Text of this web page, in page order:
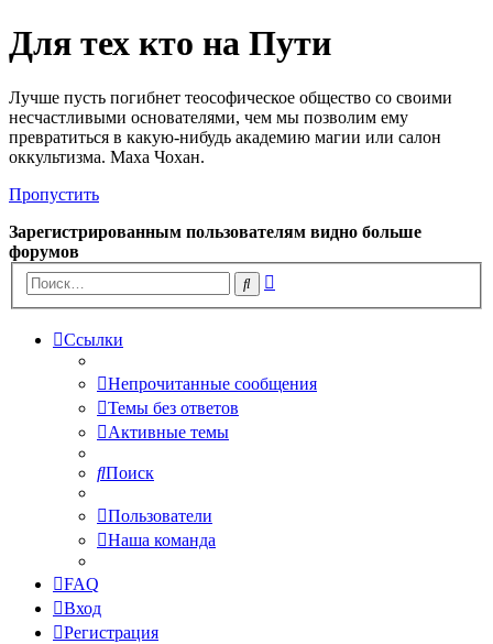
Для тех кто на Пути
Лучше пусть погибнет теософическое общество со своими
несчастливыми основателями, чем мы позволим ему
превратиться в какую-нибудь академию магии или салон
оккультизма. Маха Чохан.
Пропустить
Зарегистрированным пользователям видно больше
форумов
Поиск
Ссылки
Непрочитанные сообщения
Темы без ответов
Активные темы
Поиск
Пользователи
Наша команда
FAQ
Вход
Регистрация